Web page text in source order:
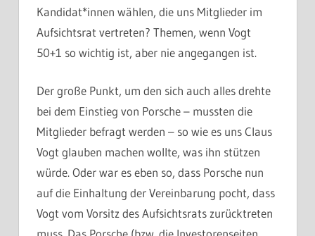
Kandidat*innen wählen, die uns Mitglieder im
Aufsichtsrat vertreten? Themen, wenn Vogt
50+1 so wichtig ist, aber nie angegangen ist.
Der große Punkt, um den sich auch alles drehte
bei dem Einstieg von Porsche – mussten die
Mitglieder befragt werden – so wie es uns Claus
Vogt glauben machen wollte, was ihn stützen
würde. Oder war es eben so, dass Porsche nun
auf die Einhaltung der Vereinbarung pocht, dass
Vogt vom Vorsitz des Aufsichtsrats zurücktreten